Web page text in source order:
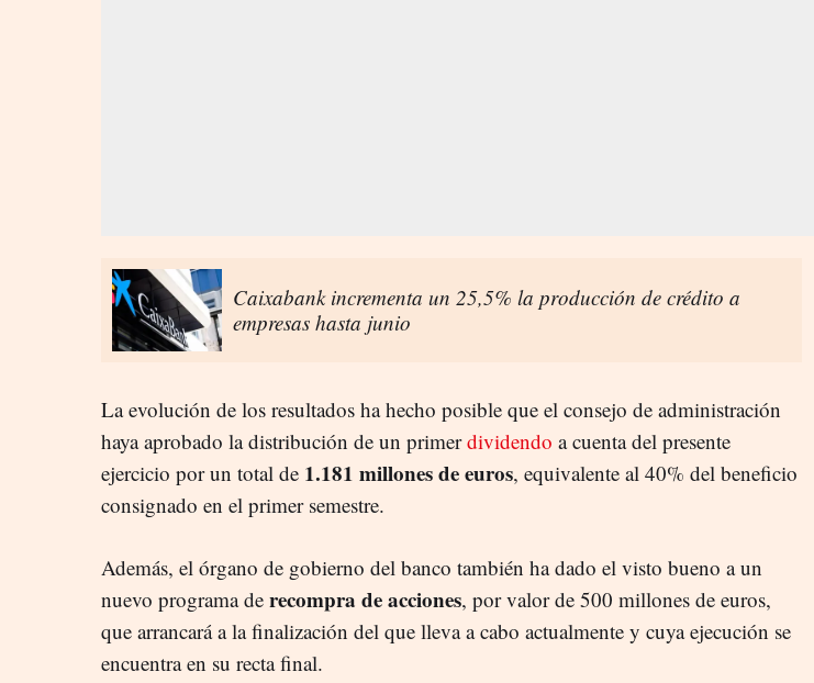
Caixabank incrementa un 25,5% la producción de crédito a
empresas hasta junio
La evolución de los resultados ha hecho posible que el consejo de administración
haya aprobado la distribución de un primerdividendo a cuenta del presente
ejercicio por un total de 1.181 millones de euros, equivalente al 40% del beneficio
consignado en el primer semestre.
Además, el órgano de gobierno del banco también ha dado el visto bueno a un
nuevo programa de recompra de acciones, por valor de 500 millones de euros,
que arrancará a la finalización del que lleva a cabo actualmente y cuya ejecución se
encuentra en su recta final.